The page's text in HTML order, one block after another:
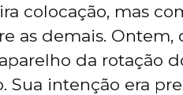
colocação, mas
as demais.
da rotação
Sua intenção era